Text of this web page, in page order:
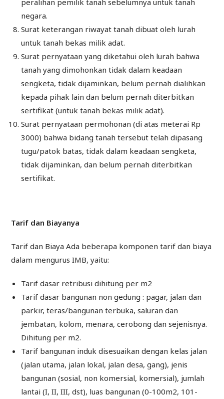
negara.
Surat keterangan riwayat tanah dibuat oleh lurah
untuk tanah bekas milik adat.
Surat pernyataan yang diketahui oleh lurah bahwa
tanah yang dimohonkan tidak dalam keadaan
sengketa, tidak dijaminkan, belum pernah dialihkan
kepada pihak lain dan belum pernah diterbitkan
sertifikat (untuk tanah bekas milik adat).
Surat pernyataan permohonan (di atas meterai Rp
3000) bahwa bidang tanah tersebut telah dipasang
tugu/patok batas, tidak dalam keadaan sengketa,
tidak dijaminkan, dan belum pernah diterbitkan
sertifikat.
Tarif dan Biayanya
Tarif dan Biaya Ada beberapa komponen tarif dan biaya
dalam mengurus IMB, yaitu:
Tarif dasar retribusi dihitung per m2
Tarif dasar bangunan non gedung : pagar, jalan dan
parkir, teras/bangunan terbuka, saluran dan
jembatan, kolom, menara, cerobong dan sejenisnya.
Dihitung per m2.
Tarif bangunan induk disesuaikan dengan kelas jalan
(jalan utama, jalan lokal, jalan desa, gang), jenis
bangunan (sosial, non komersial, komersial), jumlah
lantai (I, II, III, dst), luas bangunan (0-100m2, 101-